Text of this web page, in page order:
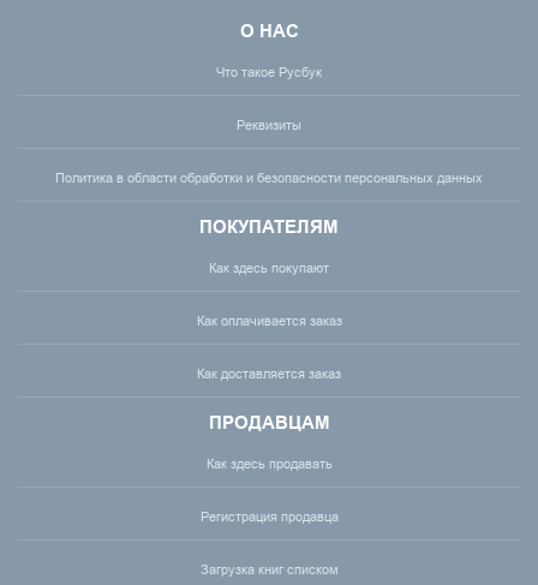
О НАС
Что такое Русбук
Реквизиты
Политика в области обработки и безопасности персональных данных
ПОКУПАТЕЛЯМ
Как здесь покупают
Как оплачивается заказ
Как доставляется заказ
ПРОДАВЦАМ
Как здесь продавать
Регистрация продавца
Загрузка книг списком